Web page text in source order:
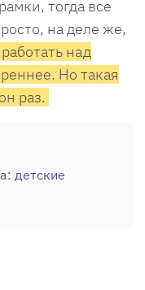
тогда все
на деле же,
над
Но такая
раз.
детские